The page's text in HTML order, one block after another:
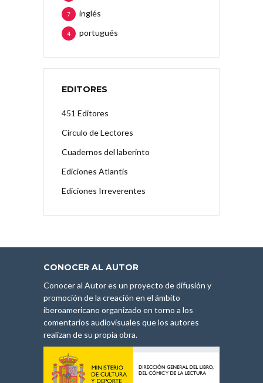
inglés
7
portugués
4
EDITORES
451 Editores
Círculo de Lectores
Cuadernos del laberinto
Ediciones Atlantis
Ediciones Irreverentes
CONOCER AL AUTOR
Conocer al Autor es un proyecto de difusión y
promoción de la creación en el ámbito
iberoamericano organizado en torno a los
comentarios audiovisuales que los autores
realizan de su propia obra.